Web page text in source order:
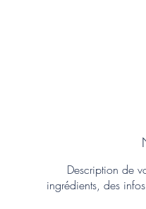
Description de
ingrédients, des